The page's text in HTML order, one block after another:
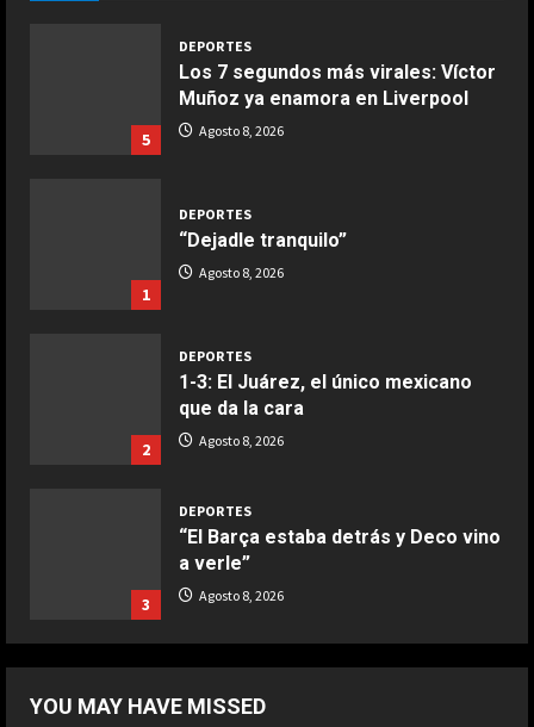
COCINA
Ternera guisada con senderuelas
5
DEPORTES
Los 7 segundos más virales: Víctor
Muñoz ya enamora en Liverpool
Agosto 8, 2026
1
DEPORTES
“Dejadle tranquilo”
Agosto 8, 2026
2
DEPORTES
1-3: El Juárez, el único mexicano
que da la cara
Agosto 8, 2026
3
DEPORTES
“El Barça estaba detrás y Deco vino
a verle”
Agosto 8, 2026
seleccionador de Bélgica, sobre
YOU MAY HAVE MISSED